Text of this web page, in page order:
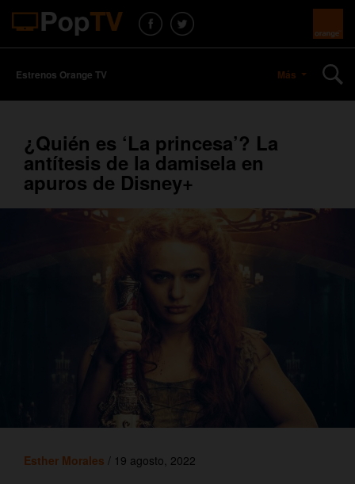
Estrenos Orange TV Más
¿Quién es ‘La princesa’? La
antítesis de la damisela en
apuros de Disney+
Esther Morales / 19 agosto, 2022